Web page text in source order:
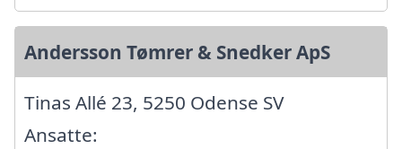
Andersson Tømrer & Snedker ApS
Tinas Allé 23, 5250 Odense SV
Ansatte: